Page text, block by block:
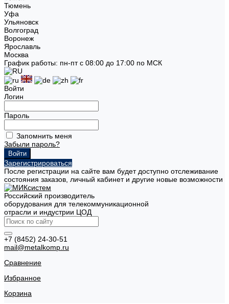
Тюмень
Уфа
Ульяновск
Волгоград
Воронеж
Ярославль
Москва
График работы: пн-пт с 08:00 до 17:00 по МСК
Войти
Логин
Пароль
Запомнить меня
Забыли пароль?
Зарегистрироваться
После регистрации на сайте вам будет доступно отслеживание
состояния заказов, личный кабинет и другие новые возможности
Российский производитель
оборудования для телекоммуникационной
отрасли и индустрии ЦОД
+7 (8452) 24-30-51
mail@metalkomp.ru
Сравнение
Избранное
Корзина